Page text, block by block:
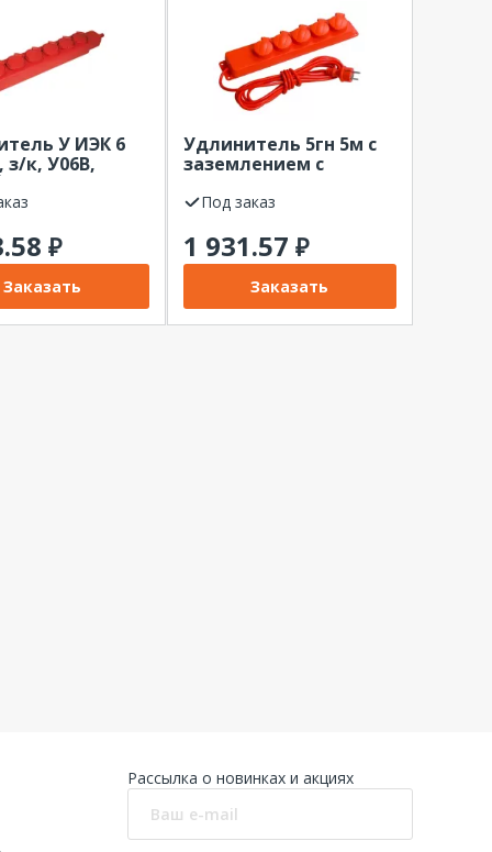
У ИЭК 6
з/к, У06В,
с защит.
IP44
₽
Заказать
Удлинитель 5гн 5м с
заземлением с
крышками IP44 IEK
Под заказ
1 931.57 ₽
Заказать
Рассылка о новинках и акциях